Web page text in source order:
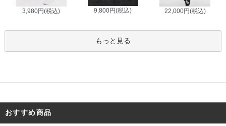
3,980円(税込) 9,800円(税込) 22,000円(税込)
もっと見る
おすすめ商品